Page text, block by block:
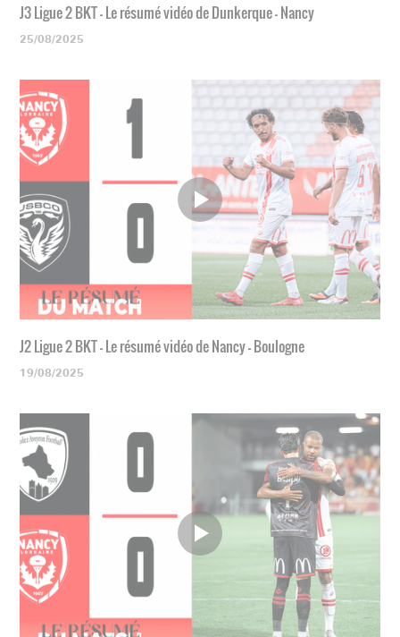
J3 Ligue 2 BKT - Le résumé vidéo de Dunkerque - Nancy
25/08/2025
J2 Ligue 2 BKT - Le résumé vidéo de Nancy - Boulogne
19/08/2025